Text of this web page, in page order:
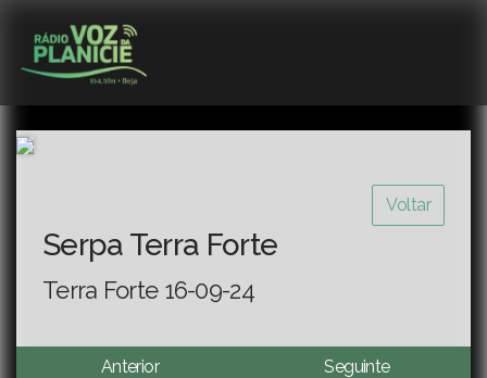
Voltar
Serpa Terra Forte
Terra Forte 16-09-24
Anterior Seguinte